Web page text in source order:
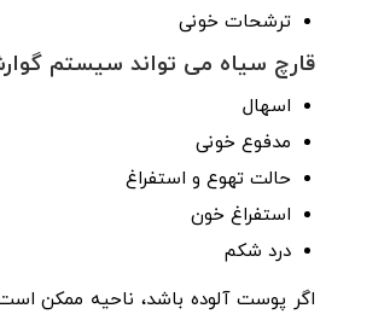
ترشحات خونی
قارچ سیاه می تواند سیستم
اسهال
مدفوع خونی
حالت تهوع و استفراغ
استفراغ خون
درد شکم
اگر پوست آلوده باشد، ناحیه ممکن